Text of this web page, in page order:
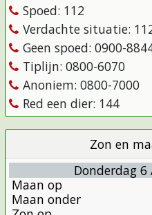
Spoed: 112
Verdachte situatie:
Geen spoed: 0900-
Tiplijn: 0800-6070
Anoniem: 0800-7000
Red een dier: 144
Zon en
Donderdag 6
Maan op
Maan onder